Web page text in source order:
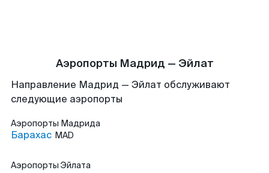
Аэропорты Мадрид — Эйлат
Направление Мадрид — Эйлат обслуживают
следующие аэропорты
Аэропорты Мадрида
Барахас MAD
Аэропорты Эйлата